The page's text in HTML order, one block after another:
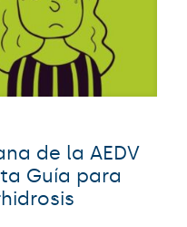
de la AEDV
Guía para